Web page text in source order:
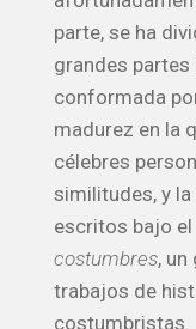
parte, se ha
grandes
conformada
madurez en la
célebres
similitudes, y
escritos bajo
costumbres, un
trabajos de
costumbristas.